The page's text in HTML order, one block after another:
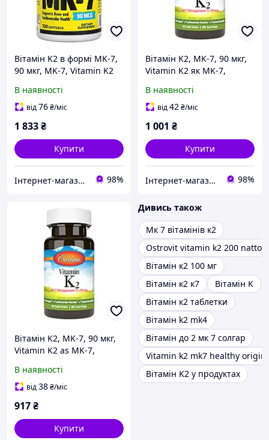
Вітамін K2 в формі MK-7,
90 мкг, MK-7, Vitamin K2
120 гелевих капсул
В наявності
від76₴/міс
1 833₴
Купити
Інтернет-магазин спортивного харчування у Вінниці «Kings Nutrition» 98%
Вітамін K2, MK-7, 90 мкг,
Vitamin K2 як MK-7,
капсул
В наявності
від42₴/міс
1 001 ₴
Купити
Інтернет-магазин спортивного харчування у Вінниці «Kings Nutrition» 98%
Вітамін K2, MK-7, 90 мкг,
Vitamin K2 as MK-7,
капсул
В наявності
від38₴/міс
917₴
Купити
Дивись також
Мк 7 вітамінів к2
Ostrovit vitamin k2 200 natto
Вітамін к2 100 мг
Вітамін к2 к7
Вітамін K
Вітамін к2 таблетки
Вітамін k2 mk4
Вітамін до 2 мк 7 солгар
Vitamin k2 mk7 healthy
Вітамін K2 у продуктах